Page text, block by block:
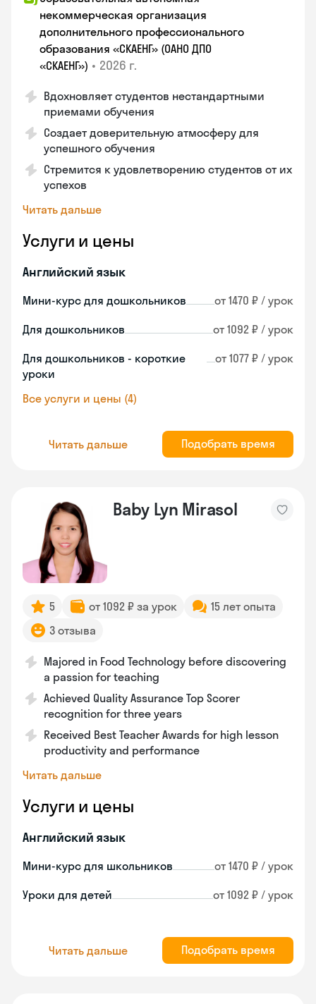
некоммерческая организация
дополнительного профессионального
образования «СКАЕНГ» (ОАНО ДПО
«СКАЕНГ») • 2026 г.
Вдохновляет студентов нестандартными
приемами обучения
Создает доверительную атмосферу для
успешного обучения
Стремится к удовлетворению студентов от их
успехов
Читать дальше
Услуги и цены
Английский язык
Мини-курс для дошкольников от 1470 ₽ / урок
Для дошкольников от 1092 ₽ / урок
Для дошкольников - короткие
уроки
от 1077 ₽ / урок
Все услуги и цены (4)
Читать дальше Подобрать время
Baby Lyn Mirasol
5 от 1092 ₽ за урок
15 лет опыта
3 отзыва
Majored in Food Technology before discovering
a passion for teaching
Achieved Quality Assurance Top Scorer
recognition for three years
Received Best Teacher Awards for high lesson
productivity and performance
Читать дальше
Услуги и цены
Английский язык
Мини-курс для школьников от 1470 ₽ / урок
Уроки для детей от 1092 ₽ / урок
Читать дальше Подобрать время